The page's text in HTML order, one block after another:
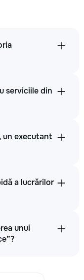
serviciile din
un executant
a lucrărilor
unui